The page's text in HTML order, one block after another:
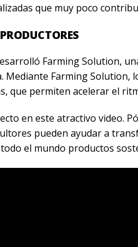
que muy poco
Farming Solution,
Mediante Farming
que permiten acelerar el
en este atractivo video.
pueden ayudar a
el mundo productos